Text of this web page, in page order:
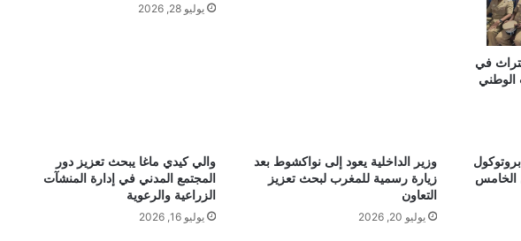
في
الوطني
يوليو 28, 2026
بروتوكول
وزير الداخلية يعود إلى نواكشوط بعد
زيارة رسمية للمغرب لبحث تعزيز
التعاون
يوليو 20, 2026
والي كيدي ماغا يبحث تعزيز دور
المجتمع المدني في إدارة المنشآت
الزراعية والرعوية
يوليو 16, 2026